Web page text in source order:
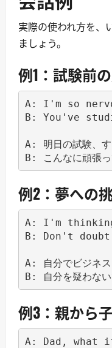
実際の使われ方を、
ましょう。
例1：試験前
A: I'm so
B: You've
A: 明日の試験、す
例2：夢への
A: I'm
B: Don't
A: 自分でビジネス
例3：親から
A: Dad, what